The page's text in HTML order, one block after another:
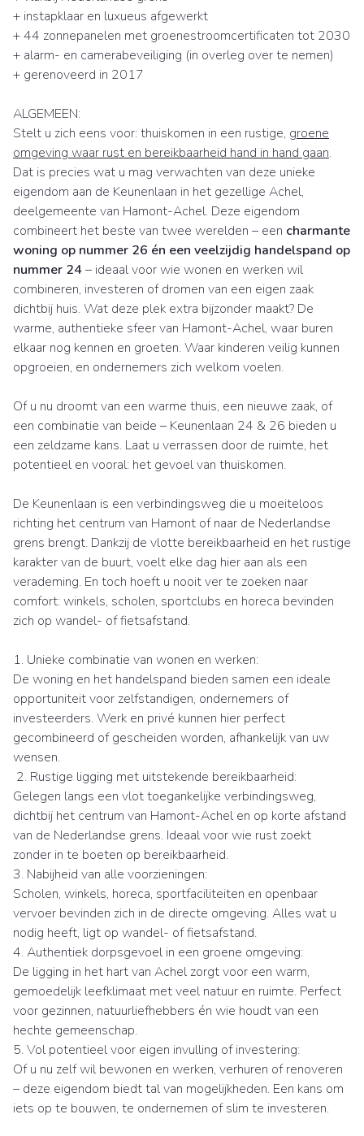
+ instapklaar en luxueus afgewerkt
+ 44 zonnepanelen met groenestroomcertificaten tot 2030
+ alarm- en camerabeveiliging (in overleg over te nemen)
+ gerenoveerd in 2017
ALGEMEEN:
Stelt u zich eens voor: thuiskomen in een rustige, groene
omgeving waar rust en bereikbaarheid hand in hand gaan.
Dat is precies wat u mag verwachten van deze unieke
eigendom aan de Keunenlaan in het gezellige Achel,
deelgemeente van Hamont-Achel. Deze eigendom
combineert het beste van twee werelden – een charmante
woning op nummer 26 én een veelzijdig handelspand op
nummer 24– ideaal voor wie wonen en werken wil
combineren, investeren of dromen van een eigen zaak
dichtbij huis. Wat deze plek extra bijzonder maakt? De
warme, authentieke sfeer van Hamont-Achel, waar buren
elkaar nog kennen en groeten. Waar kinderen veilig kunnen
opgroeien, en ondernemers zich welkom voelen.
Of u nu droomt van een warme thuis, een nieuwe zaak, of
een combinatie van beide – Keunenlaan 24 & 26 bieden u
een zeldzame kans. Laat u verrassen door de ruimte, het
potentieel en vooral: het gevoel van thuiskomen.
De Keunenlaan is een verbindingsweg die u moeiteloos
richting het centrum van Hamont of naar de Nederlandse
grens brengt. Dankzij de vlotte bereikbaarheid en het rustige
karakter van de buurt, voelt elke dag hier aan als een
verademing. En toch hoeft u nooit ver te zoeken naar
comfort: winkels, scholen, sportclubs en horeca bevinden
zich op wandel- of fietsafstand.
1. Unieke combinatie van wonen en werken:
De woning en het handelspand bieden samen een ideale
opportuniteit voor zelfstandigen, ondernemers of
investeerders. Werk en privé kunnen hier perfect
gecombineerd of gescheiden worden, afhankelijk van uw
wensen.
2. Rustige ligging met uitstekende bereikbaarheid:
Gelegen langs een vlot toegankelijke verbindingsweg,
dichtbij het centrum van Hamont-Achel en op korte afstand
van de Nederlandse grens. Ideaal voor wie rust zoekt
zonder in te boeten op bereikbaarheid.
3. Nabijheid van alle voorzieningen:
Scholen, winkels, horeca, sportfaciliteiten en openbaar
vervoer bevinden zich in de directe omgeving. Alles wat u
nodig heeft, ligt op wandel- of fietsafstand.
4. Authentiek dorpsgevoel in een groene omgeving:
De ligging in het hart van Achel zorgt voor een warm,
gemoedelijk leefklimaat met veel natuur en ruimte. Perfect
voor gezinnen, natuurliefhebbers én wie houdt van een
hechte gemeenschap.
5. Vol potentieel voor eigen invulling of investering:
Of u nu zelf wil bewonen en werken, verhuren of renoveren
– deze eigendom biedt tal van mogelijkheden. Een kans om
iets op te bouwen, te ondernemen of slim te investeren.